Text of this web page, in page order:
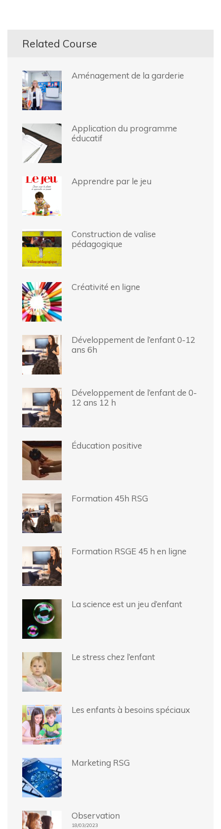
Related Course
Aménagement de la garderie
Application du programme
éducatif
Apprendre par le jeu
Construction de valise
pédagogique
Créativité en ligne
Développement de l’enfant 0-12
ans 6h
Développement de l’enfant de 0-
12 ans 12 h
Éducation positive
Formation 45h RSG
Formation RSGE 45 h en ligne
La science est un jeu d’enfant
Le stress chez l’enfant
Les enfants à besoins spéciaux
Marketing RSG
Observation
18/03/2023